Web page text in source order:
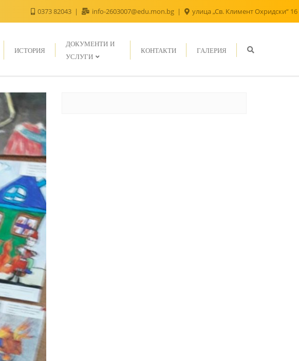
0373 82043 info-2603007@edu.mon.bg улица „Св. Климент Охридски“ 16
ИСТОРИЯ
ДОКУМЕНТИ И
УСЛУГИ
КОНТАКТИ ГАЛЕРИЯ